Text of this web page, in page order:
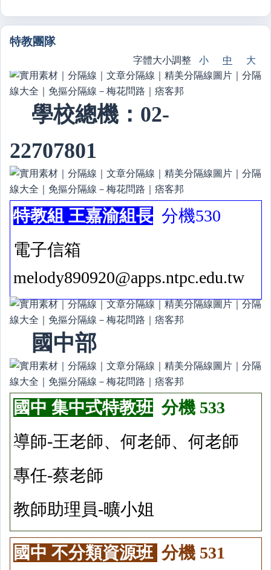
特教團隊
字體大小調整 小 中 大
學校總機：02-
22707801
特教組 王嘉渝組長 分機530
電子信箱
melody890920@apps.ntpc.edu.tw
國中部
國中 集中式特教班 分機 533
導師-王老師、何老師、何老師
專任-蔡老師
教師助理員-曠小姐
國中 不分類資源班 分機 531